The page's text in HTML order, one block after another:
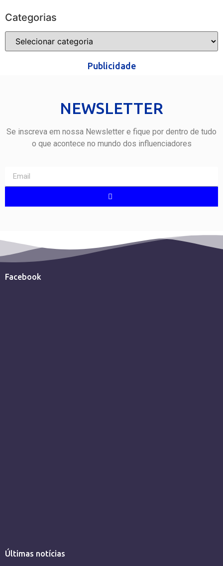
Categorias
Publicidade
NEWSLETTER
Se inscreva em nossa Newsletter e fique por dentro de tudo
o que acontece no mundo dos influenciadores
Facebook
Últimas notícias